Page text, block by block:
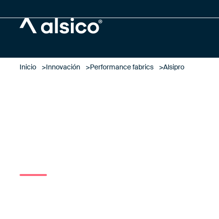
Inicio Innovación Performance fabrics Alsipro